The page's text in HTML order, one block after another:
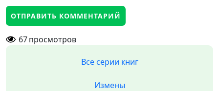
67просмотров
Все серии книг
Измены